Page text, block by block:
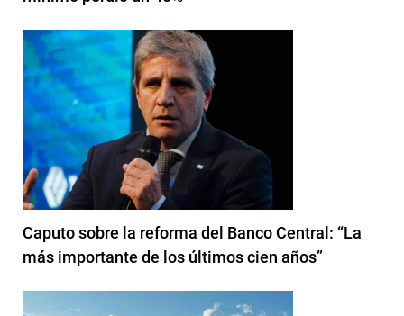
Caputo sobre la reforma del Banco Central: “La
más importante de los últimos cien años”